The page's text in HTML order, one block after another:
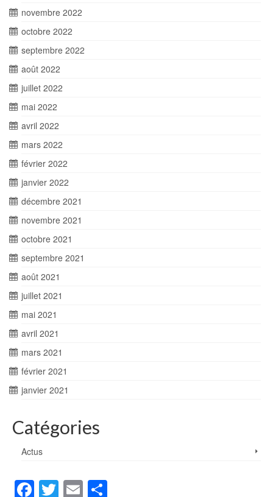
novembre 2022
octobre 2022
septembre 2022
août 2022
juillet 2022
mai 2022
avril 2022
mars 2022
février 2022
janvier 2022
décembre 2021
novembre 2021
octobre 2021
septembre 2021
août 2021
juillet 2021
mai 2021
avril 2021
mars 2021
février 2021
janvier 2021
Catégories
Actus
Facebook
Twitter
Email